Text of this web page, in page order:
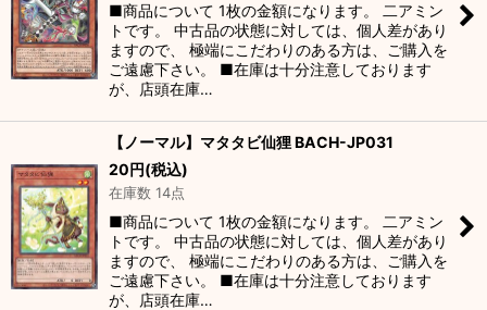
■商品について 1枚の金額になります。 二アミン
トです。 中古品の状態に対しては、個人差があり
ますので、 極端にこだわりのある方は、ご購入を
ご遠慮下さい。 ■在庫は十分注意しております
が、店頭在庫…
【ノーマル】マタタビ仙狸 BACH-JP031
20円(税込)
在庫数 14点
■商品について 1枚の金額になります。 二アミン
トです。 中古品の状態に対しては、個人差があり
ますので、 極端にこだわりのある方は、ご購入を
ご遠慮下さい。 ■在庫は十分注意しております
が、店頭在庫…